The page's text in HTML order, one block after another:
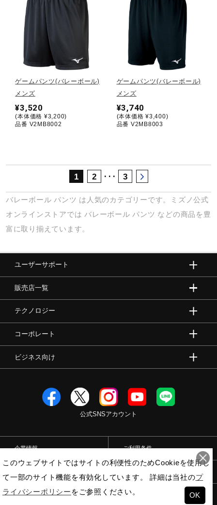
セール
その他
直営店一覧
ゲームパンツ(バレーボール)
メンズ
¥3,520
(本体価格 ¥3,200)
品番 V2MB8002
ゲームパンツ(バレーボール)
メンズ
¥3,740
(本体価格 ¥3,400)
品番 V2MB8003
1 2 ･･･ 3
バレーボール パンツ は人気のカテゴリーです。ミズノ公式
オンラインストアでは バレーボール パンツ などの商品を豊
富に取り揃えています。
ユーザーサポート
販売店一覧
テクノロジー
コーポレート
ビジネス向け
公式SNSアカウント
企業情報 ご利用条件
© Mizuno Corporation OK
このウェブサイトではサイトの利便性のためCookieを使用し
て一部のサイト機能を有効化しています。 詳細は当社のプ
ライバシーポリシー をご参照ください。